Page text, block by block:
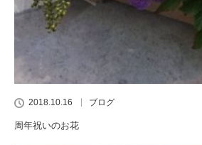
2018.10.16 ブログ
周年祝いのお花